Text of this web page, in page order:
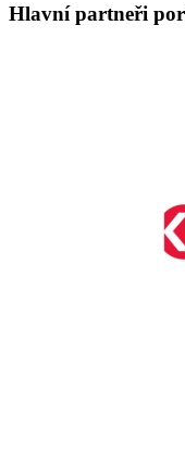
Hlavní partneři